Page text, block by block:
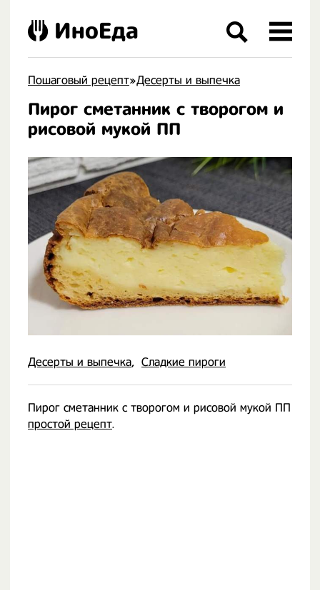
Пошаговый рецепт»Десерты и выпечка
Пирог сметанник с творогом и
рисовой мукой ПП
Десерты и выпечка Сладкие пироги
Пирог сметанник с творогом и рисовой мукой ПП
простой рецепт.
ИноЕда